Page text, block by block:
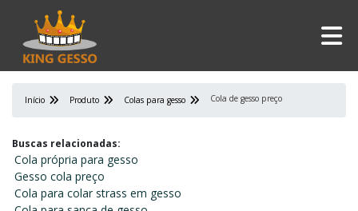
Início Produto Colas para gesso Cola de gesso preço
Buscas relacionadas:
Cola própria para gesso
Gesso cola preço
Cola para colar strass em gesso